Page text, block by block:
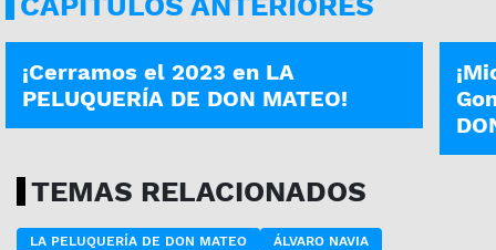
PROGRAMA COMPLETO
¡Cerramos el 2023 en LA
PELUQUERÍA DE DON MATEO!
TEMAS RELACIONADOS
LA PELUQUERÍA DE DON MATEO
ÁLVARO NAVIA